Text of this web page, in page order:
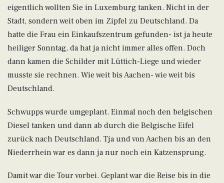
eigentlich wollten Sie in Luxemburg tanken. Nicht in der
Stadt, sondern weit oben im Zipfel zu Deutschland. Da
hatte die Frau ein Einkaufszentrum gefunden- ist ja heute
heiliger Sonntag, da hat ja nicht immer alles offen. Doch
dann kamen die Schilder mit Lüttich-Liege und wieder
musste sie rechnen. Wie weit bis Aachen- wie weit bis
Deutschland.
Schwupps wurde umgeplant. Einmal noch den belgischen
Diesel tanken und dann ab durch die Belgische Eifel
zurück nach Deutschland. Tja und von Aachen bis an den
Niederrhein war es dann ja nur noch ein Katzensprung.
Damit war die Tour vorbei. Geplant war die Reise bis in die